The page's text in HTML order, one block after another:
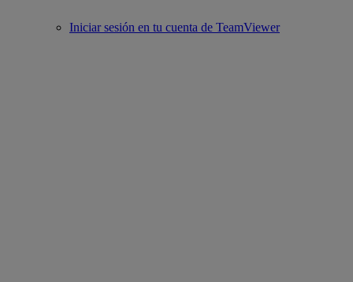
Iniciar sesión en tu cuenta de TeamViewer